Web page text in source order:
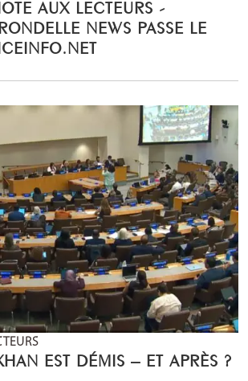
AUX LECTEURS -
NEWS PASSE LE
EST DÉMIS – ET APRÈS ?